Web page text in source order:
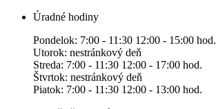
Úradné hodiny
Pondelok: 7:00 - 11:30 12:00 - 15:00 hod.
Utorok: nestránkový deň
Streda: 7:00 - 11:30 12:00 - 17:00 hod.
Štvrtok: nestránkový deň
Piatok: 7:00 - 11:30 12:00 - 13:00 hod.